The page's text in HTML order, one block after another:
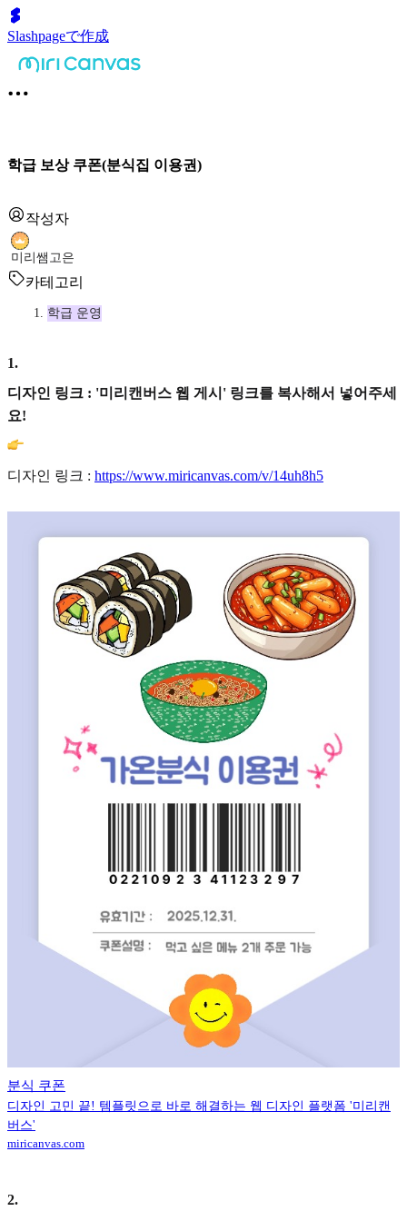
Slashpageで作成
학급 보상 쿠폰(분식집 이용권)
작성자
미리쌤고은
카테고리
학급 운영
1.
디자인 링크 : '미리캔버스 웹 게시' 링크를 복사해서 넣어주세
요!
디자인 링크 : https://www.miricanvas.com/v/14uh8h5
분식 쿠폰
디자인 고민 끝! 템플릿으로 바로 해결하는 웹 디자인 플랫폼 '미리캔
버스'
miricanvas.com
2.